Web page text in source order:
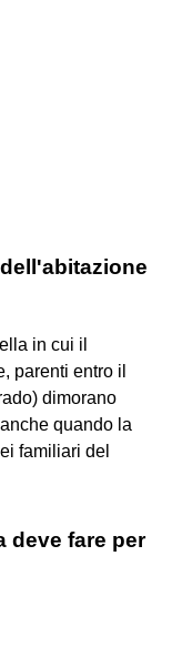
in cui il
parenti entro il
dimorano
quando la
familiari del
deve fare per